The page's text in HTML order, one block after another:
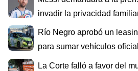
invadir la privacidad
Río Negro aprobó un
para sumar vehículos
La Corte falló a favor del